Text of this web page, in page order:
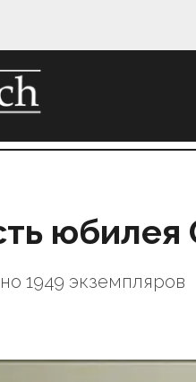
юбилея
1949 экземпляров